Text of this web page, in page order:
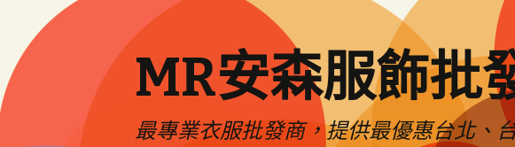
MR安森服飾批
最專業衣服批發商，提供最優惠台北、